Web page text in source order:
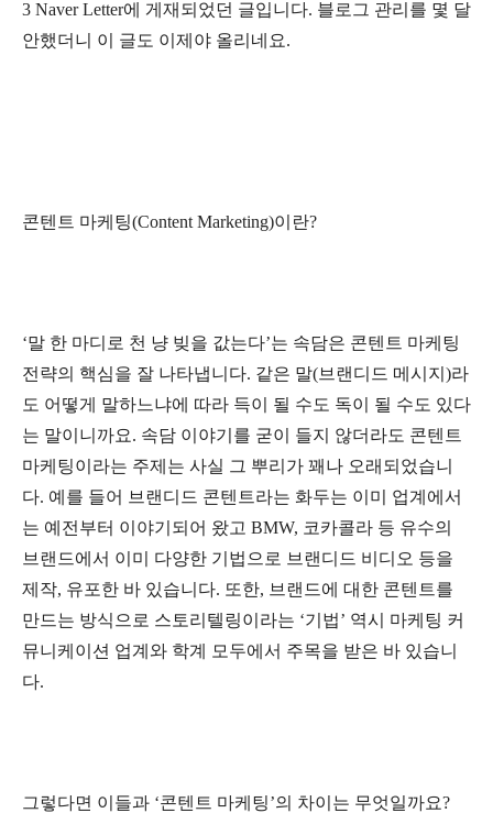
3 Naver Letter에 게재되었던 글입니다. 블로그 관리를 몇 달
안했더니 이 글도 이제야 올리네요.
콘텐트 마케팅(Content Marketing)이란?
‘말 한 마디로 천 냥 빚을 값는다’는 속담은 콘텐트 마케팅
전략의 핵심을 잘 나타냅니다. 같은 말(브랜디드 메시지)라
도 어떻게 말하느냐에 따라 득이 될 수도 독이 될 수도 있다
는 말이니까요. 속담 이야기를 굳이 들지 않더라도 콘텐트
마케팅이라는 주제는 사실 그 뿌리가 꽤나 오래되었습니
다. 예를 들어 브랜디드 콘텐트라는 화두는 이미 업계에서
는 예전부터 이야기되어 왔고 BMW, 코카콜라 등 유수의
브랜드에서 이미 다양한 기법으로 브랜디드 비디오 등을
제작, 유포한 바 있습니다. 또한, 브랜드에 대한 콘텐트를
만드는 방식으로 스토리텔링이라는 ‘기법’ 역시 마케팅 커
뮤니케이션 업계와 학계 모두에서 주목을 받은 바 있습니
다.
그렇다면 이들과 ‘콘텐트 마케팅’의 차이는 무엇일까요?